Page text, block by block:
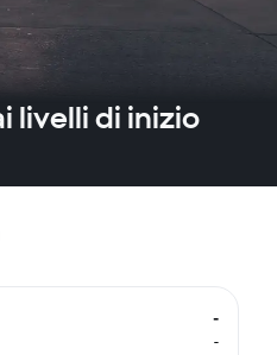
livelli di inizio
-
-